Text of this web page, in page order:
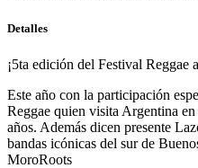
Detalles
¡5ta edición del Festival Reggae
Este año con la participación
Reggae quien visita Argentina
años. Además dicen presente
bandas icónicas del sur de
MoroRoots